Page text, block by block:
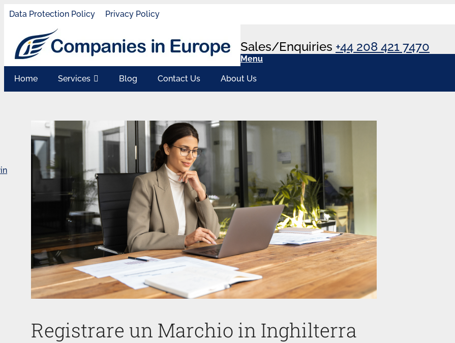
Data Protection Policy Privacy Policy
Sales/Enquiries +44 208 421 7470
Menu
Home Services Blog Contact Us About Us
Registrare un Marchio in Inghilterra